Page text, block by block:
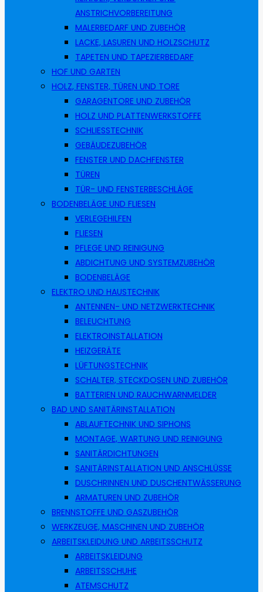
ANSTRICHVORBEREITUNG
MALERBEDARF UND ZUBEHÖR
LACKE, LASUREN UND HOLZSCHUTZ
TAPETEN UND TAPEZIERBEDARF
HOF UND GARTEN
HOLZ, FENSTER, TÜREN UND TORE
GARAGENTORE UND ZUBEHÖR
HOLZ UND PLATTENWERKSTOFFE
SCHLIESSTECHNIK
GEBÄUDEZUBEHÖR
FENSTER UND DACHFENSTER
TÜREN
TÜR- UND FENSTERBESCHLÄGE
BODENBELÄGE UND FLIESEN
VERLEGEHILFEN
FLIESEN
PFLEGE UND REINIGUNG
ABDICHTUNG UND SYSTEMZUBEHÖR
BODENBELÄGE
ELEKTRO UND HAUSTECHNIK
ANTENNEN- UND NETZWERKTECHNIK
BELEUCHTUNG
ELEKTROINSTALLATION
HEIZGERÄTE
LÜFTUNGSTECHNIK
SCHALTER, STECKDOSEN UND ZUBEHÖR
BATTERIEN UND RAUCHWARNMELDER
BAD UND SANITÄRINSTALLATION
ABLAUFTECHNIK UND SIPHONS
MONTAGE, WARTUNG UND REINIGUNG
SANITÄRDICHTUNGEN
SANITÄRINSTALLATION UND ANSCHLÜSSE
DUSCHRINNEN UND DUSCHENTWÄSSERUNG
ARMATUREN UND ZUBEHÖR
BRENNSTOFFE UND GASZUBEHÖR
WERKZEUGE, MASCHINEN UND ZUBEHÖR
ARBEITSKLEIDUNG UND ARBEITSSCHUTZ
ARBEITSKLEIDUNG
ARBEITSSCHUHE
ATEMSCHUTZ